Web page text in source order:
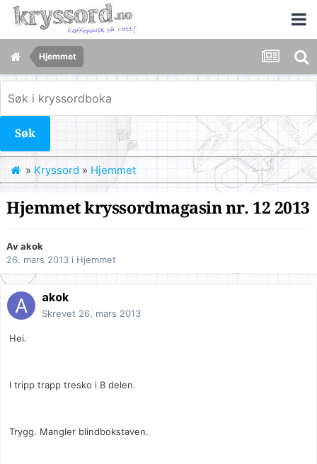
Hjemmet
Søk
» Kryssord » Hjemmet
Hjemmet kryssordmagasin nr. 12 2013
Avakok
26. mars 2013 i Hjemmet
akok
Skrevet 26. mars 2013
Hei.
I tripp trapp tresko i B delen.
Trygg. Mangler blindbokstaven.